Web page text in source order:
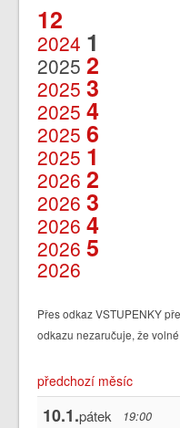
12
2024 1
2025 2
2025 3
2025 4
2025 6
2025 1
2026 2
2026 3
2026 4
2026 5
2026
Přes odkaz VSTUPENKY
odkazu nezaručuje, že
předchozí měsíc
10.1.pátek 19:00